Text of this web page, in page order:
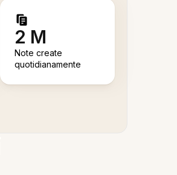
2 M
Note create
quotidianamente